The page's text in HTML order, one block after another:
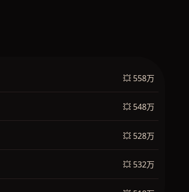
💥 558万
💥 548万
💥 528万
💥 532万